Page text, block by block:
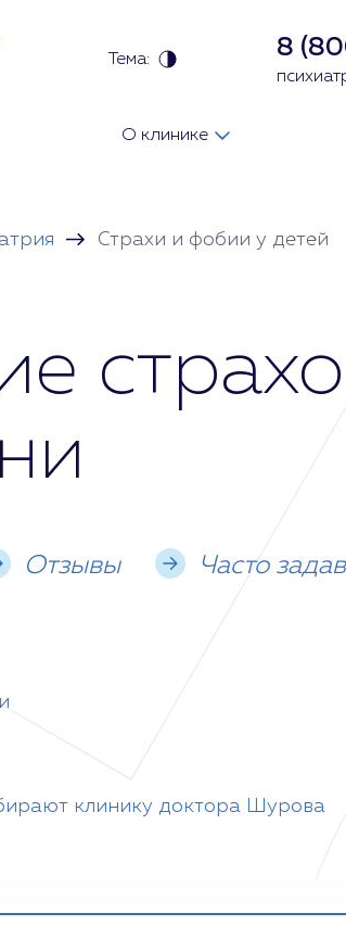
Тема: 8
О клинике
Страхи и фобии у детей
Отзывы Часто
клинику доктора Шурова